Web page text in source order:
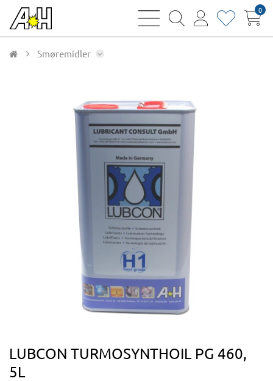
bars
magnifying
user
heart0
Smøremidler
LUBCON TURMOSYNTHOIL PG 460,
5L